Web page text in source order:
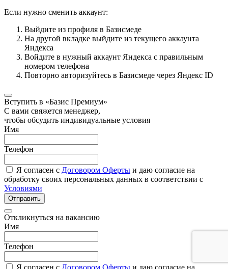
Если нужно сменить аккаунт:
Выйдите из профиля в Базисмеде
На другой вкладке выйдите из текущего аккаунта
Яндекса
Войдите в нужный аккаунт Яндекса с правильным
номером телефона
Повторно авторизуйтесь в Базисмеде через Яндекс ID
Вступить в «Базис Премиум»
С вами свяжется менеджер,
чтобы обсудить индивидуальные условия
Имя
Телефон
Я согласен с Договором Оферты и даю согласие на
обработку своих персональных данных в соответствии с
Условиями
Отправить
Откликнуться на вакансию
Имя
Телефон
Я согласен с Договором Оферты и даю согласие на